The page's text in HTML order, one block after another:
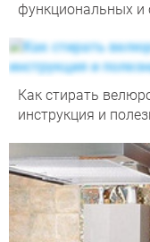
функциональных и
Как стирать
инструкция и